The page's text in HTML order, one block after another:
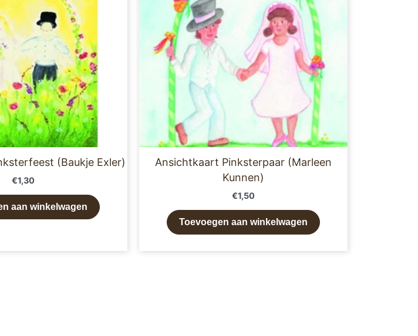
(Baukje Exler)
€1,30
aan winkelwagen
Ansichtkaart Pinksterpaar (Marleen
Kunnen)
€1,50
Toevoegen aan winkelwagen